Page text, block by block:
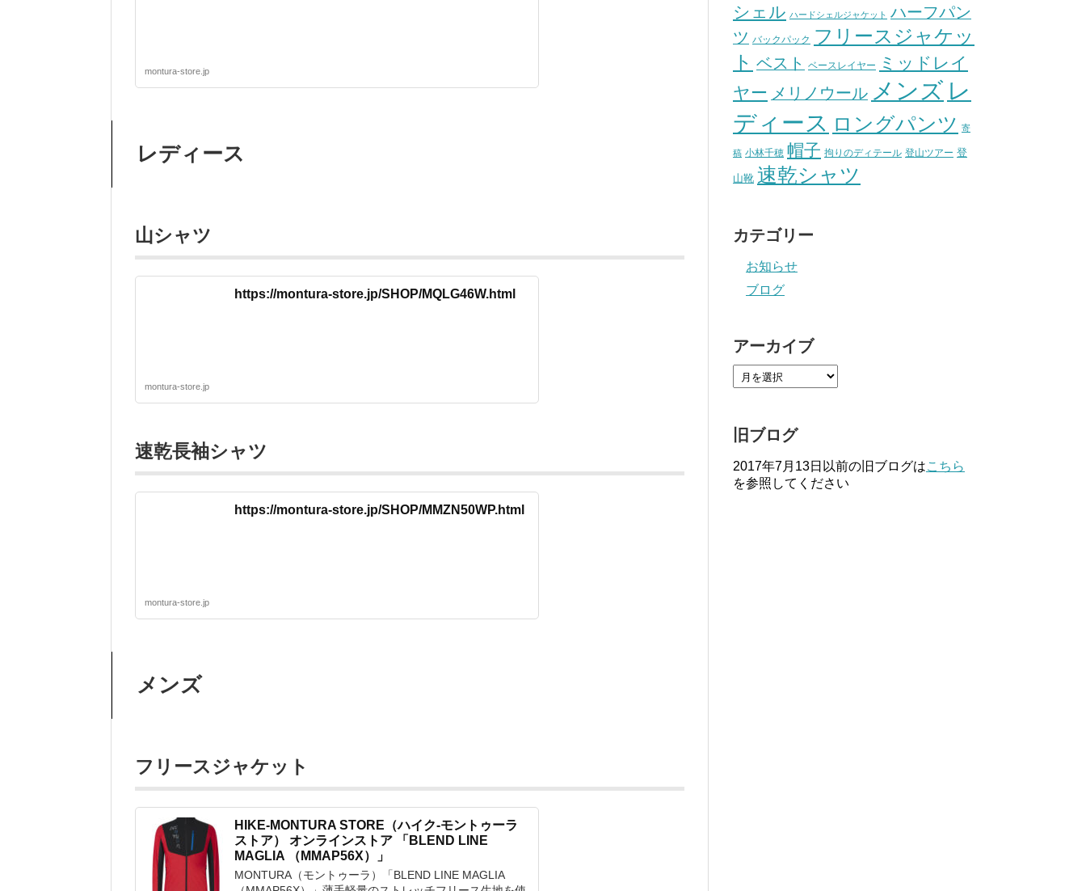
montura-store.jp
レディース
山シャツ
https://montura-store.jp/SHOP/MQLG46W.html
montura-store.jp
速乾長袖シャツ
https://montura-store.jp/SHOP/MMZN50WP.html
montura-store.jp
メンズ
フリースジャケット
HIKE-MONTURA STORE（ハイク-モントゥーラ
ストア） オンラインストア 「BLEND LINE
MAGLIA （MMAP56X）」
MONTURA（モントゥーラ）「BLEND LINE MAGLIA
シェル ハードシェルジャケット ハーフパン
ツ バックパック
フリースジャケッ
ト ベスト ベースレイヤー
ミッドレイ
ヤー メリノウール メンズ レ
ディース ロングパンツ 寄
稿 小林千穂 帽子 拘りのディテール 登山ツアー 登
山靴 速乾シャツ
カテゴリー
お知らせ
ブログ
アーカイブ
旧ブログ
2017年7月13日以前の旧ブログはこちら
を参照してください